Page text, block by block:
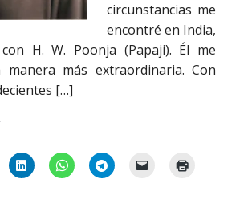
circunstancias me
encontré en India,
H. W. Poonja (Papaji). Él me
más extraordinaria. Con
[…]